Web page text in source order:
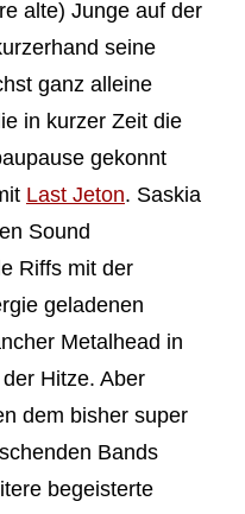
alte) Junge auf der
seine
ganz alleine
in kurzer Zeit die
gekonnt
Last Jeton. Saskia
Sound
Riffs mit der
geladenen
Metalhead in
Hitze. Aber
dem bisher super
Bands
begeisterte